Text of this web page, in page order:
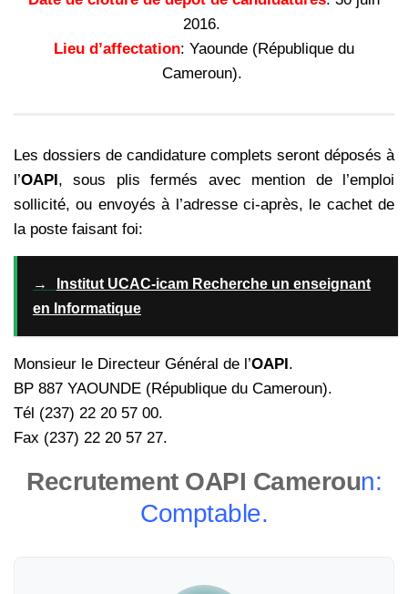
2016.
Lieu d’affectation: Yaounde (République du
Cameroun).
Les dossiers de candidature complets seront déposés à
l’OAPI, sous plis fermés avec mention de l’emploi
sollicité, ou envoyés à l’adresse ci-après, le cachet de
la poste faisant foi:
→
Institut UCAC-icam Recherche un enseignant
en Informatique
Monsieur le Directeur Général de l’OAPI .
BP 887 YAOUNDE (République du Cameroun).
Tél (237) 22 20 57 00.
Fax (237) 22 20 57 27.
Recrutement OAPI Cameroun:
Comptable.